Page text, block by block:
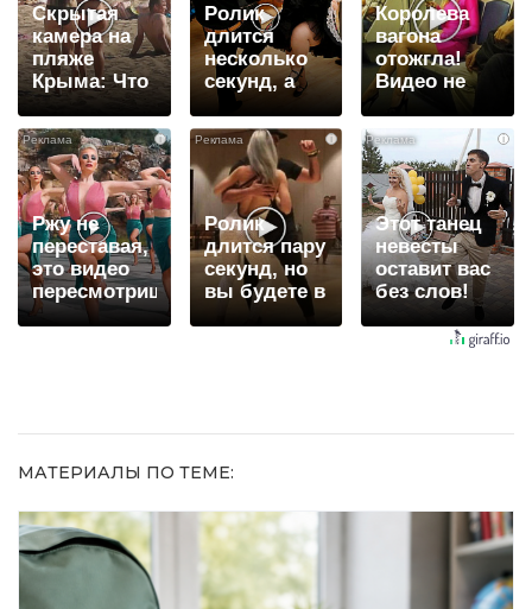
Скрытая
камера на
пляже
Крыма: Что
люди
вытворяют,
когда их не
видят...
Ролик
длится
несколько
секунд, а
смеяться
вы будете
долго
Королева
вагона
отожгла!
Видео не
оставит
равнодушным
i
Ржу не
переставая,
это видео
пересмотришь
не раз
i
Ролик
длится пару
секунд, но
вы будете в
шоке от
i
Этот танец
невесты
оставит вас
без слов!
Пересмотрела
МАТЕРИАЛЫ ПО ТЕМЕ: